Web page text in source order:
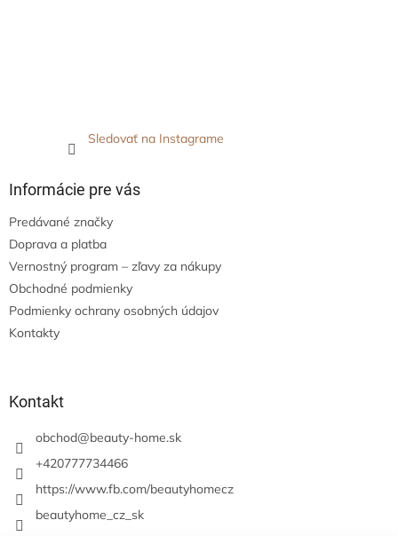
Sledovať na Instagrame
Informácie pre vás
Predávané značky
Doprava a platba
Vernostný program – zľavy za nákupy
Obchodné podmienky
Podmienky ochrany osobných údajov
Kontakty
Kontakt
obchod@beauty-home.sk
+420777734466
https://www.fb.com/beautyhomecz
beautyhome_cz_sk